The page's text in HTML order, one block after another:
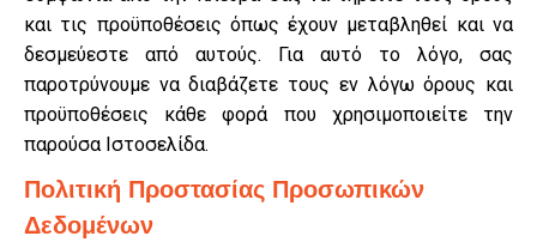
και τις προϋποθέσεις όπως έχουν μεταβληθεί και να
δεσμεύεστε από αυτούς. Για αυτό το λόγο, σας
παροτρύνουμε να διαβάζετε τους εν λόγω όρους και
προϋποθέσεις κάθε φορά που χρησιμοποιείτε την
παρούσα Ιστοσελίδα.
Πολιτική Προστασίας Προσωπικών
Δεδομένων